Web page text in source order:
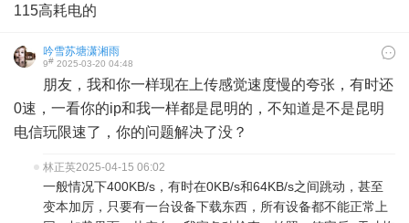
115高耗电的
吟雪苏塘潇湘雨
9# 2025-03-20 04:48
朋友，我和你一样现在上传感觉速度慢的夸张，有时还
0速，一看你的ip和我一样都是昆明的，不知道是不是昆明
电信玩限速了，你的问题解决了没？
林正英2025-04-15 06:02
一般情况下400KB/s，有时在0KB/s和64KB/s之间跳动，甚至
变本加厉，只要有一台设备下载东西，所有设备都不能正常上